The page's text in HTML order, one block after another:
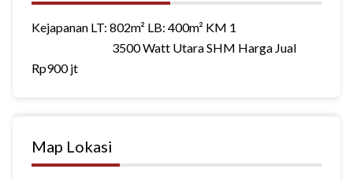
Kejapanan LT: 802m² LB: 400m² KM 1
3500 Watt Utara SHM Harga Jual
Rp900 jt
Map Lokasi